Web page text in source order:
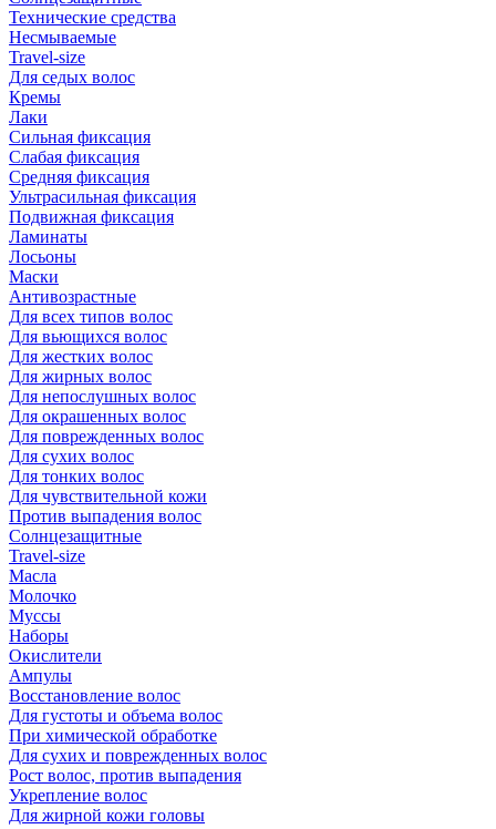
Технические средства
Несмываемые
Travel-size
Для седых волос
Кремы
Лаки
Сильная фиксация
Слабая фиксация
Средняя фиксация
Ультрасильная фиксация
Подвижная фиксация
Ламинаты
Лосьоны
Маски
Антивозрастные
Для всех типов волос
Для вьющихся волос
Для жестких волос
Для жирных волос
Для непослушных волос
Для окрашенных волос
Для поврежденных волос
Для сухих волос
Для тонких волос
Для чувствительной кожи
Против выпадения волос
Солнцезащитные
Travel-size
Масла
Молочко
Муссы
Наборы
Окислители
Ампулы
Восстановление волос
Для густоты и объема волос
При химической обработке
Для сухих и поврежденных волос
Рост волос, против выпадения
Укрепление волос
Для жирной кожи головы